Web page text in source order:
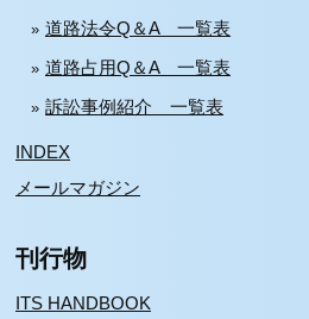
道路法令Q＆A 一覧表
道路占用Q＆A 一覧表
訴訟事例紹介 一覧表
INDEX
メールマガジン
刊行物
ITS HANDBOOK